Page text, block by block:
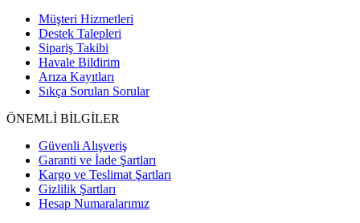
Müşteri Hizmetleri
Destek Talepleri
Sipariş Takibi
Havale Bildirim
Arıza Kayıtları
Sıkça Sorulan Sorular
ÖNEMLİ BİLGİLER
Güvenli Alışveriş
Garanti ve İade Şartları
Kargo ve Teslimat Şartları
Gizlilik Şartları
Hesap Numaralarımız